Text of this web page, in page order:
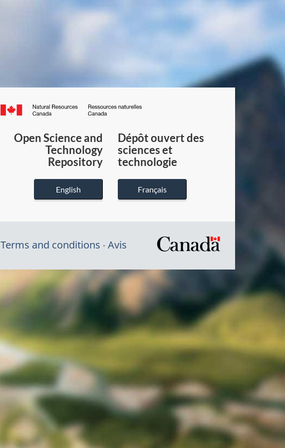
Canada.ca
du
Canada
Open Science and
Technology
Repository
English
Dépôt ouvert des
sciences et
technologie
Français
Terms and conditions Avis
/
gouvernement
du